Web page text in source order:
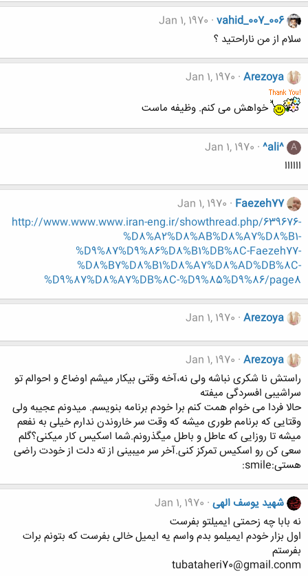
vahid_007_006
Jan 1, 1970
سلام از من ناراحتید ؟
Arezoya
Jan 1, 1970
خواهش می کنم. وظیفه ماست
A
^ali^
Jan 1, 1970
اااااا
Faezeh77
Jan 1, 1970
http://www.www.www.iran-eng.ir/showthread.php/639676-
%D8%A2%D8%AB%D8%A7%D8%B1-
%D9%87%D9%86%D8%B1%DB%8C-Faezeh77-
%D8%B7%D8%B1%D8%A7%D8%AD%DB%8C-
%D9%87%D8%A7%DB%8C-%D9%85%D9%86/page8
Arezoya
Jan 1, 1970
Arezoya
Jan 1, 1970
راستش نا شکری نباشه ولی نه،آخه وقتی بیکار میشم اوضاع و احوالم تو
سراشیبی افسردگی میفته
حالا فردا می خوام همت کنم برا خودم برنامه بنویسم. میدونم عجیبه ولی
وقتایی که برنامم طوری میشه که وقت سر خاروندن ندارم خیلی به نفعم
میشه تا روزایی که عاطل و باطل میگذرونم.شما اسکیس کار میکنی؟گلم
سعی کن رو اسکیس تمرکز کنی.آخر سر میبینی از ته دلت از خودت راضی
هستی:smile:
شهید یوسف الهی Jan 1, 1970
نه بابا چه زحمتی ایمیلتو بفرست
اول بزار خودم ایمیلمو بدم واسم یه ایمیل خالی بفرست که بتونم برات
بفرستم
tubataheri70@gmail.conm